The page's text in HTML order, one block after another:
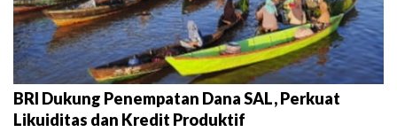
BRI Dukung Penempatan Dana SAL, Perkuat
Likuiditas dan Kredit Produktif